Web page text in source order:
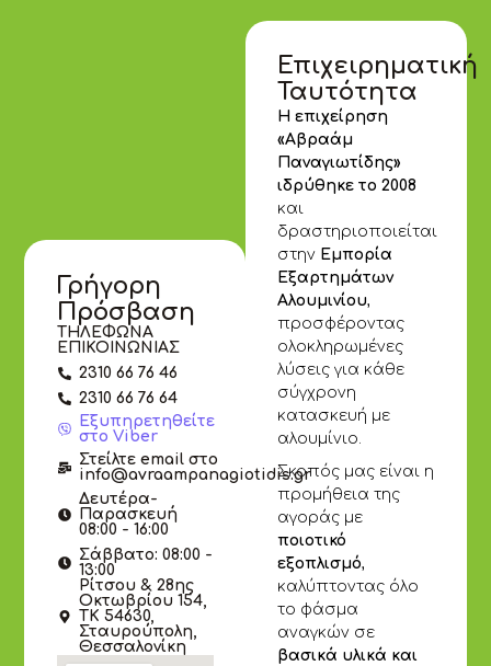
Επιχειρηματική
Ταυτότητα
Η επιχείρηση
«Αβραάμ
Παναγιωτίδης»
ιδρύθηκε το 2008
και
δραστηριοποιείται
στην Εμπορία
Εξαρτημάτων
Αλουμινίου,
προσφέροντας
ολοκληρωμένες
λύσεις για κάθε
σύγχρονη
κατασκευή με
αλουμίνιο.
Σκοπός μας είναι η
προμήθεια της
αγοράς με
ποιοτικό
εξοπλισμό,
καλύπτοντας όλο
το φάσμα
αναγκών σε
βασικά υλικά και
Γρήγορη
Πρόσβαση
ΤΗΛΕΦΩΝΑ
ΕΠΙΚΟΙΝΩΝΙΑΣ
2310 66 76 46
2310 66 76 64
Εξυπηρετηθείτε
στο Viber
Στείλτε email στο
info@avraampanagiotidis.gr
Δευτέρα-
Παρασκευή
08:00 - 16:00
Σάββατο: 08:00 -
13:00
Ρίτσου & 28ης
Οκτωβρίου 154,
ΤΚ 54630,
Σταυρούπολη,
Θεσσαλονίκη